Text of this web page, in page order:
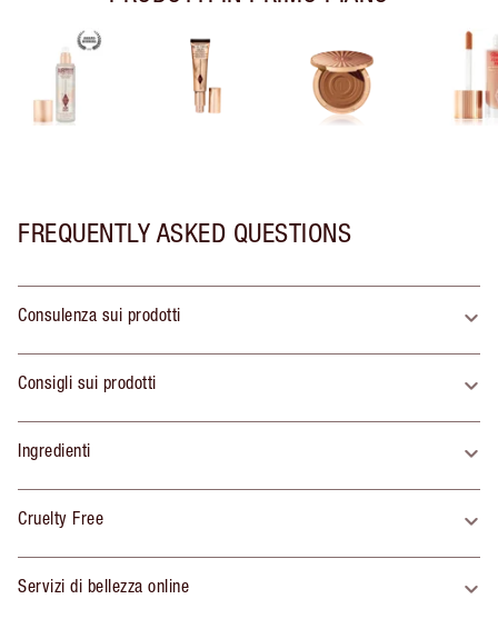
FREQUENTLY ASKED QUESTIONS
Consulenza sui prodotti
Consigli sui prodotti
Ingredienti
Cruelty Free
Servizi di bellezza online